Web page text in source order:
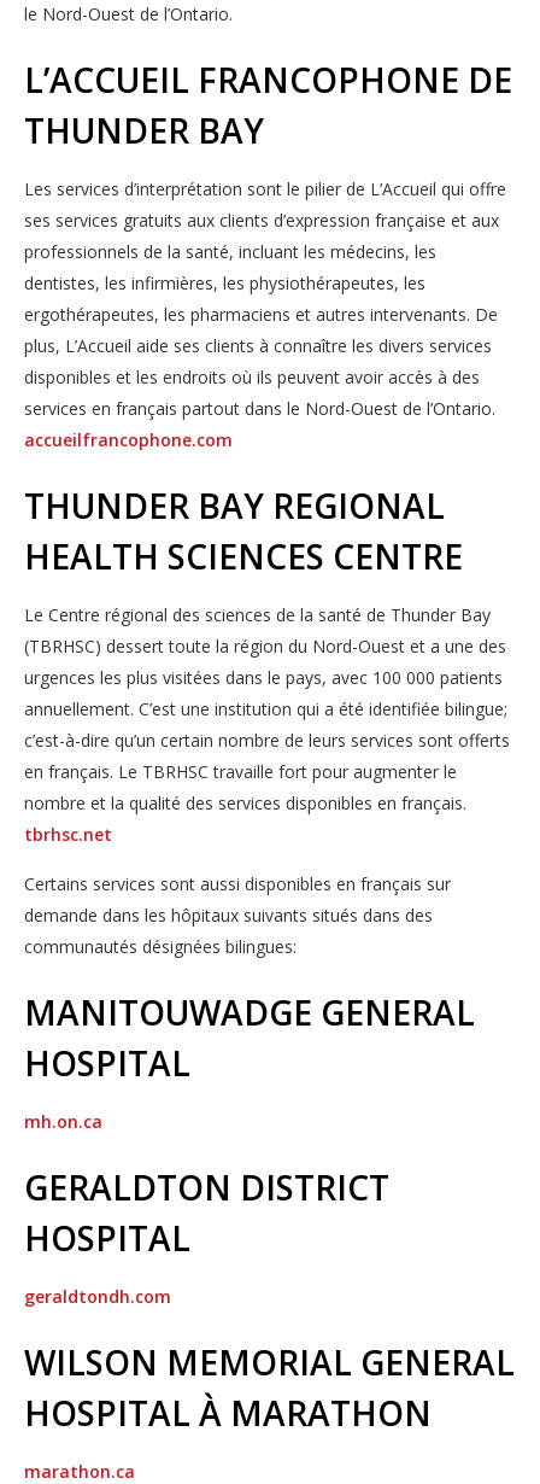
le Nord-Ouest de l’Ontario.
L’ACCUEIL FRANCOPHONE DE
THUNDER BAY
Les services d’interprétation sont le pilier de L’Accueil qui offre
ses services gratuits aux clients d’expression française et aux
professionnels de la santé, incluant les médecins, les
dentistes, les infirmières, les physiothérapeutes, les
ergothérapeutes, les pharmaciens et autres intervenants. De
plus, L’Accueil aide ses clients à connaître les divers services
disponibles et les endroits où ils peuvent avoir accès à des
services en français partout dans le Nord-Ouest de l’Ontario.
accueilfrancophone.com
THUNDER BAY REGIONAL
HEALTH SCIENCES CENTRE
Le Centre régional des sciences de la santé de Thunder Bay
(TBRHSC) dessert toute la région du Nord-Ouest et a une des
urgences les plus visitées dans le pays, avec 100 000 patients
annuellement. C’est une institution qui a été identifiée bilingue;
c’est-à-dire qu’un certain nombre de leurs services sont offerts
en français. Le TBRHSC travaille fort pour augmenter le
nombre et la qualité des services disponibles en français.
tbrhsc.net
Certains services sont aussi disponibles en français sur
demande dans les hôpitaux suivants situés dans des
communautés désignées bilingues:
MANITOUWADGE GENERAL
HOSPITAL
mh.on.ca
GERALDTON DISTRICT
HOSPITAL
geraldtondh.com
WILSON MEMORIAL GENERAL
HOSPITAL À MARATHON
marathon.ca